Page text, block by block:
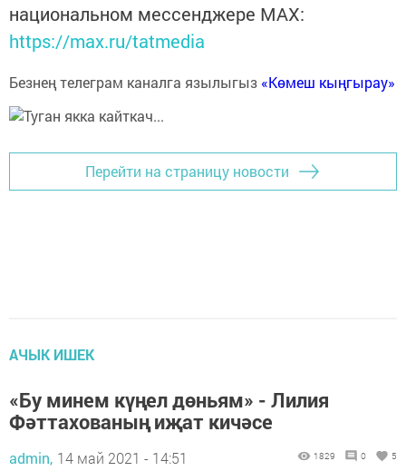
национальном мессенджере MАХ:
https://max.ru/tatmedia
Безнең телеграм каналга язылыгыз «Көмеш кыңгырау»
Перейти на страницу новости
АЧЫК ИШЕК
«Бу минем күңел дөньям» - Лилия
Фәттахованың иҗат кичәсе
admin, 14 май 2021 - 14:51 1829 0 5